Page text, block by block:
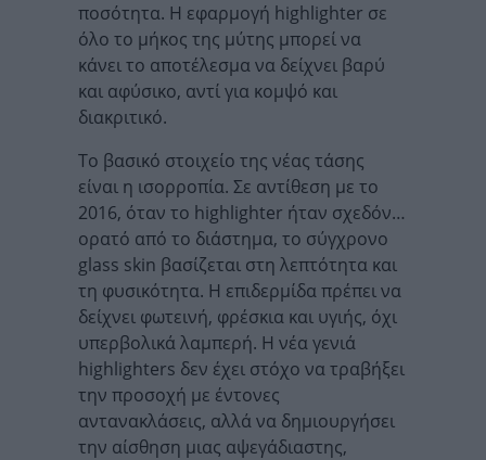
ποσότητα. Η εφαρμογή highlighter σε
όλο το μήκος της μύτης μπορεί να
κάνει το αποτέλεσμα να δείχνει βαρύ
και αφύσικο, αντί για κομψό και
διακριτικό.
Το βασικό στοιχείο της νέας τάσης
είναι η ισορροπία. Σε αντίθεση με το
2016, όταν το highlighter ήταν σχεδόν…
ορατό από το διάστημα, το σύγχρονο
glass skin βασίζεται στη λεπτότητα και
τη φυσικότητα. Η επιδερμίδα πρέπει να
δείχνει φωτεινή, φρέσκια και υγιής, όχι
υπερβολικά λαμπερή. Η νέα γενιά
highlighters δεν έχει στόχο να τραβήξει
την προσοχή με έντονες
αντανακλάσεις, αλλά να δημιουργήσει
την αίσθηση μιας αψεγάδιαστης,